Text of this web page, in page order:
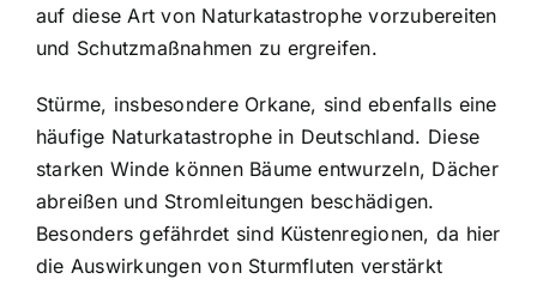
auf diese Art von Naturkatastrophe vorzubereiten
und Schutzmaßnahmen zu ergreifen.
Stürme, insbesondere Orkane, sind ebenfalls eine
häufige Naturkatastrophe in Deutschland. Diese
starken Winde können Bäume entwurzeln, Dächer
abreißen und Stromleitungen beschädigen.
Besonders gefährdet sind Küstenregionen, da hier
die Auswirkungen von Sturmfluten verstärkt